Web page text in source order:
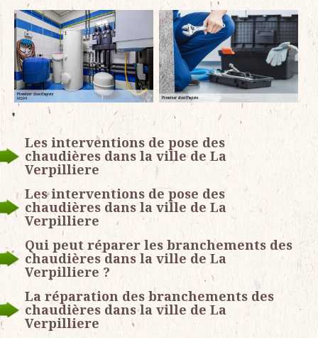
Les interventions de pose des
chaudières dans la ville de La
Verpilliere
Les interventions de pose des
chaudières dans la ville de La
Verpilliere
Qui peut réparer les branchements des
chaudières dans la ville de La
Verpilliere ?
La réparation des branchements des
chaudières dans la ville de La
Verpilliere